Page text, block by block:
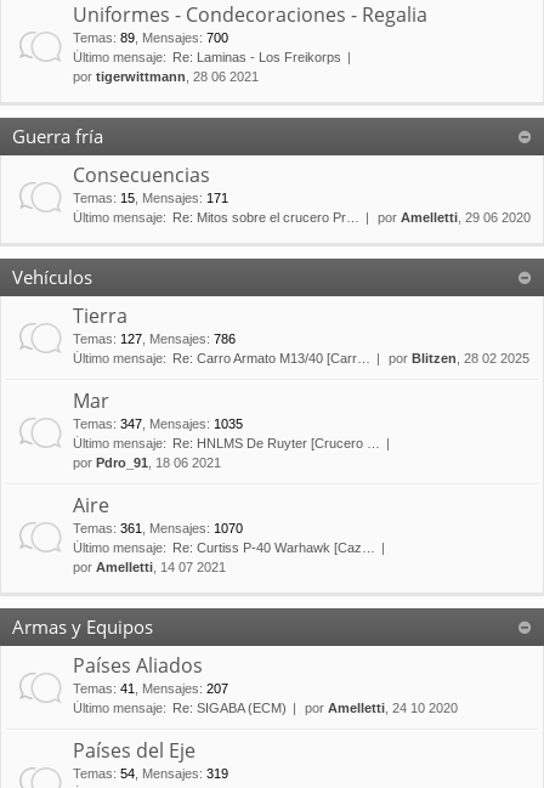
Uniformes - Condecoraciones - Regalia
Temas: 89 Mensajes: 700
Último mensaje:
Re: Laminas - Los Freikorps
por tigerwittmann , 28 06 2021
Guerra fría
Consecuencias
Temas: 15 Mensajes: 171
Último mensaje:
Re: Mitos sobre el crucero Pr… por Amelletti , 29 06 2020
Vehículos
Tierra
Temas: 127 Mensajes: 786
Último mensaje:
Re: Carro Armato M13/40 [Carr… por Blitzen , 28 02 2025
Mar
Temas: 347 Mensajes: 1035
Último mensaje:
Re: HNLMS De Ruyter [Crucero …
por Pdro_91 , 18 06 2021
Aire
Temas: 361 Mensajes: 1070
Último mensaje:
Re: Curtiss P-40 Warhawk [Caz…
por Amelletti , 14 07 2021
Armas y Equipos
Países Aliados
Temas: 41 Mensajes: 207
Último mensaje:
Re: SIGABA (ECM) por Amelletti , 24 10 2020
Países del Eje
Temas: 54 Mensajes: 319